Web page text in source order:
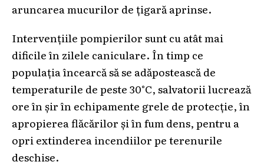
aruncarea mucurilor de țigară aprinse.
Intervențiile pompierilor sunt cu atât mai
dificile în zilele caniculare. În timp ce
populația încearcă să se adăpostească de
temperaturile de peste 30°C, salvatorii lucrează
ore în șir în echipamente grele de protecție, în
apropierea flăcărilor și în fum dens, pentru a
opri extinderea incendiilor pe terenurile
deschise.